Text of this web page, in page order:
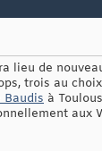
lieu de
trois au
Baudis à
aux